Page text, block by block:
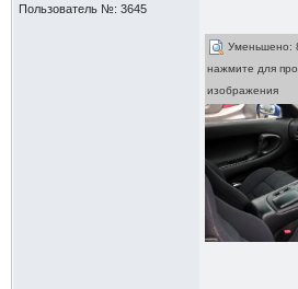
Пользователь №: 3645
Уменьшено:
нажмите для
изображения